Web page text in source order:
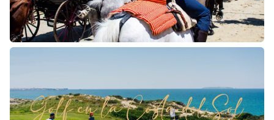
Golf en la Costa del Sol